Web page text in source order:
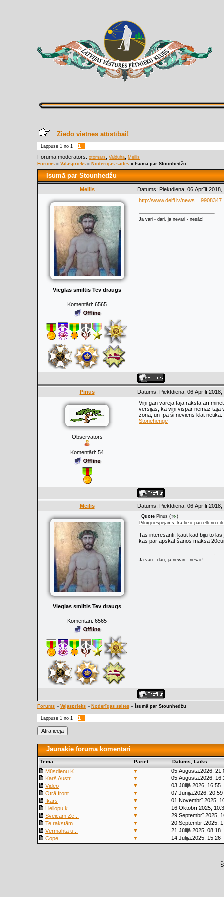
Ziedo vietnes attīstībai!
Lappuse 1 no 1
1
Foruma moderators: otomars Valduha
Meilis
Forums » Vaļasprieks » Noderīgas saites » Īsumā par Stounhedžu
Īsumā par Stounhedžu
Meilis Datums: Piektdiena,
Vieglas smiltis Tev draugs
Komentāri: 6565
http://www.delfi.lv/news....9908347
Ja vari - dari, ja nevari - nesāc!
Pinus Datums: Piektdiena,
Observators
Komentāri: 54
Viņi gan varēja tajā raksta arī
versijas, ka viņi vispār nemaz tajā
zona, un īpa ši neviens klāt
Stonehenge
Meilis Datums: Piektdiena,
Vieglas smiltis Tev draugs
Komentāri: 6565
Quote Pinus (
)
Pilnīgi iespējams, ka tie ir pārcelti no
Tas interesanti, kaut kad biju to
kas par apskatīšanos maksā
Ja vari - dari, ja nevari - nesāc!
Forums » Vaļasprieks » Noderīgas saites » Īsumā par Stounhedžu
Lappuse 1 no 1 1
Jaunākie foruma komentāri
Tēma Pāriet Datums, Laiks
Mūsdienu K... ▼
05.Augustā.2026,
Karš Austr...
▼
05.Augustā.2026,
Video
▼
03.Jūlijā.2026, 16:55
Otrā front...
▼
07.Jūnijā.2026, 20:59
Ikars
▼
01.Novembrī.2025,
Liellopu k...
▼
16.Oktobrī.2025,
Sveicam Ze...
▼
29.Septembrī.2025,
Te rakstām...
▼
20.Septembrī.2025,
Vērmahta u...
▼
21.Jūlijā.2025, 08:18
Cope
▼ 14.Jūlijā.2025, 15:26